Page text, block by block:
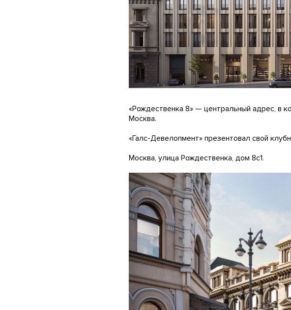
«Рождественка 8» — центральный адрес, в
Москва.
«Галс-Девелопмент» презентовал свой
Москва, улица Рождественка, дом 8с1.